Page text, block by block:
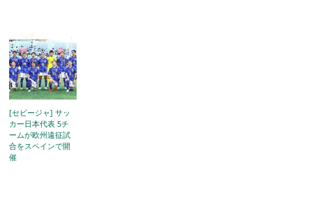
[セビージャ] サッ
カー日本代表 5チ
ームが欧州遠征試
合をスペインで開
催